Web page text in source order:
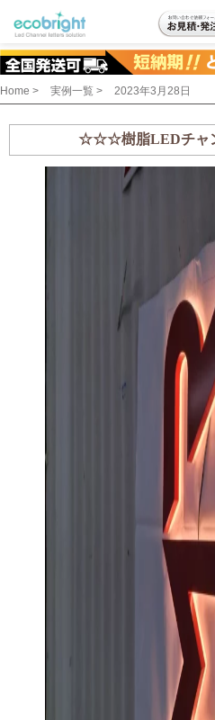
Home > 実例一覧 > 2023年3月28日
☆☆☆樹脂LEDチャ